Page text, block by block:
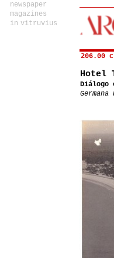
newspaper
magazines
in vitruvius
206.00
Hotel
Diálogo